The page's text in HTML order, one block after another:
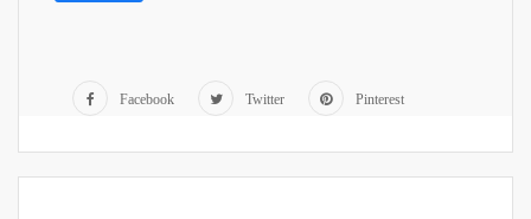
Facebook Twitter Pinterest